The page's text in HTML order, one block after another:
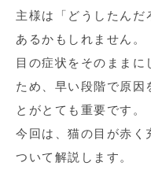
主様は「どうしたんだ
あるかもしれません。
目の症状をそのままに
ため、早い段階で原因
とがとても重要です。
今回は、猫の目が赤く
ついて解説します。